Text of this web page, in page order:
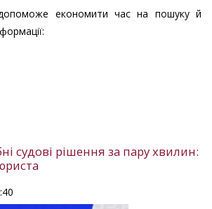
економити час на пошуку й
судові рішення за пару хвилин: